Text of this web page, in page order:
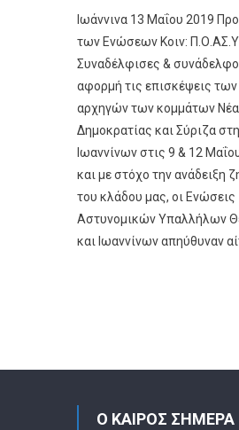
Ιωάννινα 13 Μαΐου 2019
των Ενώσεων Κοιν: Π.Ο.ΑΣ.Υ
Συναδέλφισες &
αφορμή τις επισκέψεις
αρχηγών των κομμάτων
Δημοκρατίας και Σύριζα
Ιωαννίνων στις 9 & 12
και με στόχο την ανάδειξη
του κλάδου μας, οι Ενώσεις
Αστυνομικών Υπαλλήλων
και Ιωαννίνων απηύθυναν
Ο ΚΑΙΡΟΣ ΣΗΜΕΡΑ